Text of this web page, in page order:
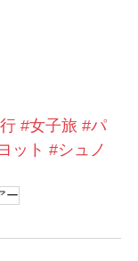
#女子旅 #パ
ット #シュノ
ー